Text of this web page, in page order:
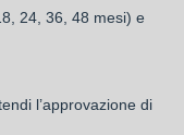
24, 36, 48 mesi) e
l’approvazione di